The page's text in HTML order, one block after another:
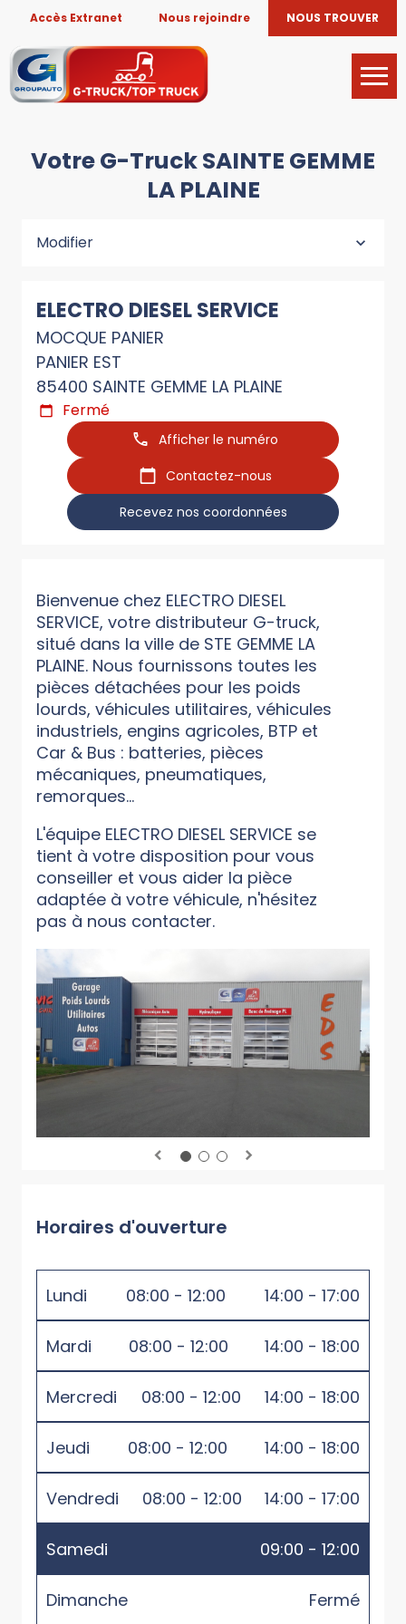
Accès Extranet Nous rejoindre NOUS TROUVER
Votre G-Truck SAINTE GEMME
LA PLAINE
Modifier
ELECTRO DIESEL SERVICE
MOCQUE PANIER
PANIER EST
85400 SAINTE GEMME LA PLAINE
Fermé
Afficher le numéro
Contactez-nous
Recevez nos coordonnées
Bienvenue chez ELECTRO DIESEL
SERVICE, votre distributeur G-truck,
situé dans la ville de STE GEMME LA
PLAINE. Nous fournissons toutes les
pièces détachées pour les poids
lourds, véhicules utilitaires, véhicules
industriels, engins agricoles, BTP et
Car & Bus : batteries, pièces
mécaniques, pneumatiques,
remorques...
L'équipe ELECTRO DIESEL SERVICE se
tient à votre disposition pour vous
conseiller et vous aider la pièce
adaptée à votre véhicule, n'hésitez
pas à nous contacter.
Horaires d'ouverture
Lundi 08:00 - 12:00 14:00 - 17:00
Mardi 08:00 - 12:00 14:00 - 18:00
Mercredi 08:00 - 12:00 14:00 - 18:00
Jeudi 08:00 - 12:00 14:00 - 18:00
Vendredi 08:00 - 12:00 14:00 - 17:00
Samedi 09:00 - 12:00
Dimanche Fermé